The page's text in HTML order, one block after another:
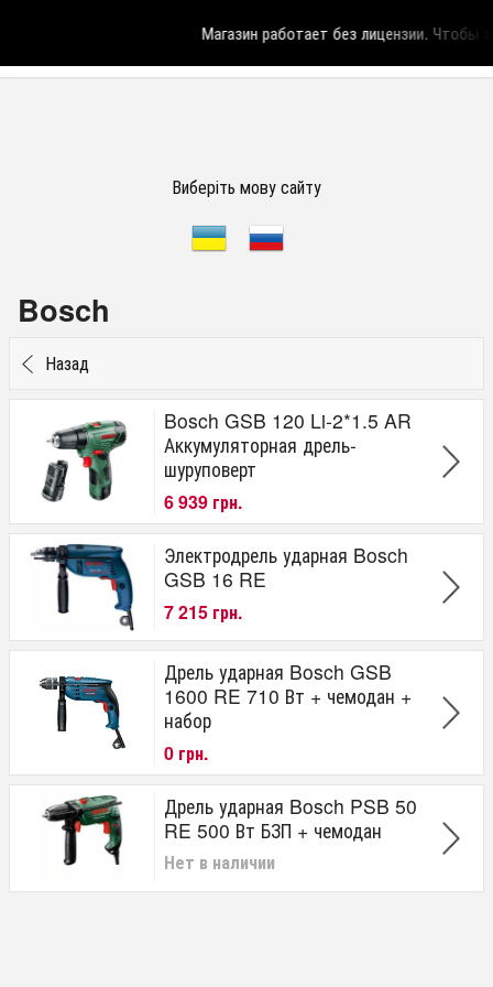
Магазин работает без лицензии.Чтобы
Виберіть мову сайту
Bosch
Назад
Bosch GSB 120 Li-2*1.5 AR
Аккумуляторная дрель-
шуруповерт
6 939 грн.
Электродрель ударная Bosch
GSB 16 RE
7 215 грн.
Дрель ударная Bosch GSB
1600 RE 710 Вт + чемодан +
набор
0 грн.
Дрель ударная Bosch PSB 50
RE 500 Вт БЗП + чемодан
Нет в наличии